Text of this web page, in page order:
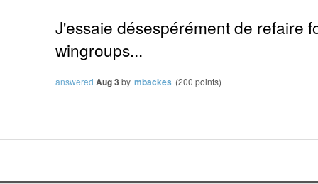
J'essaie désespérément de refaire
wingroups...
answered Aug 3 by mbackes (200 points)